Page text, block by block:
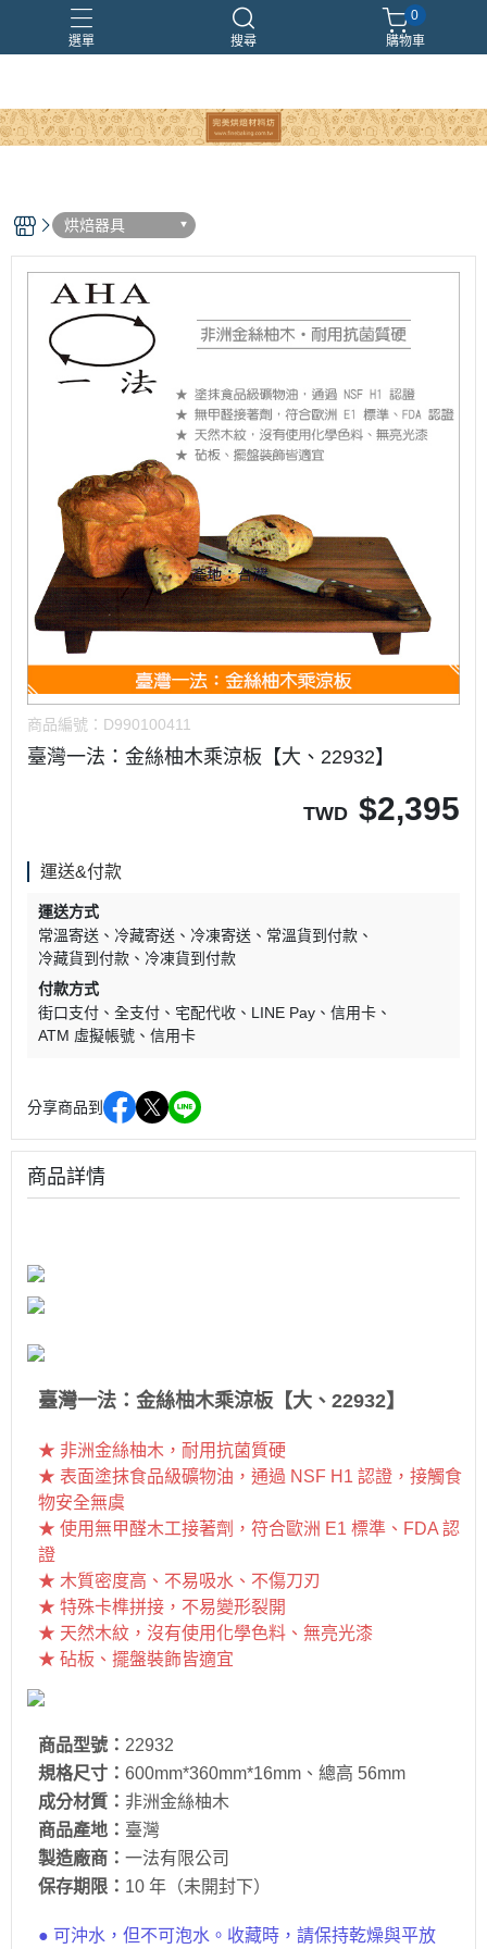
選單 搜尋
0
購物車
烘焙器具
商品編號： D990100411
臺灣一法：金絲柚木乘涼板【大、22932】
TWD $2,395
運送&付款
運送方式
常溫寄送
冷藏寄送 冷凍寄送
常溫貨到付款
冷藏貨到付款
冷凍貨到付款
付款方式
街口支付
全支付 宅配代收 LINE Pay
信用卡
ATM 虛擬帳號
信用卡
分享商品到
商品詳情
臺灣一法：金絲柚木乘涼板【大、22932】
★ 非洲金絲柚木，耐用抗菌質硬
★ 表面塗抹食品級礦物油，通過 NSF H1 認證，接觸食
物安全無虞
★ 使用無甲醛木工接著劑，符合歐洲 E1 標準、FDA 認
證
★ 木質密度高、不易吸水、不傷刀刃
★ 特殊卡榫拼接，不易變形裂開
★ 天然木紋，沒有使用化學色料、無亮光漆
★ 砧板、擺盤裝飾皆適宜
商品型號： 22932
規格尺寸： 600mm*360mm*16mm、總高 56mm
成分材質： 非洲金絲柚木
商品產地： 臺灣
製造廠商： 一法有限公司
保存期限： 10 年（未開封下）
● 可沖水，但不可泡水。收藏時，請保持乾燥與平放